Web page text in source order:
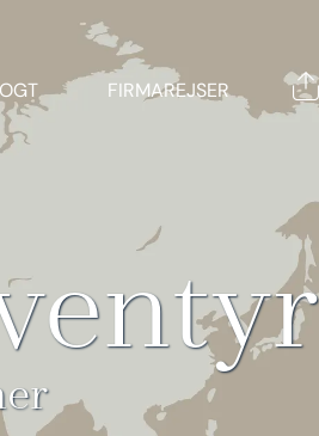
FIRMAREJSER